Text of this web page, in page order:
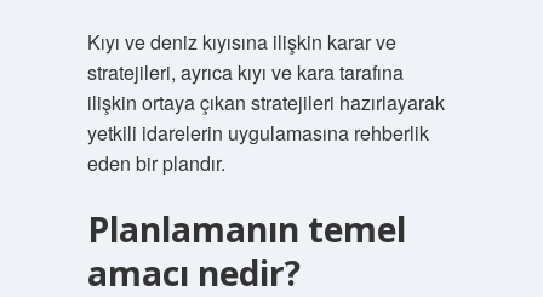
Kıyı ve deniz kıyısına ilişkin karar ve
stratejileri, ayrıca kıyı ve kara tarafına
ilişkin ortaya çıkan stratejileri hazırlayarak
yetkili idarelerin uygulamasına rehberlik
eden bir plandır.
Planlamanın temel
amacı nedir?